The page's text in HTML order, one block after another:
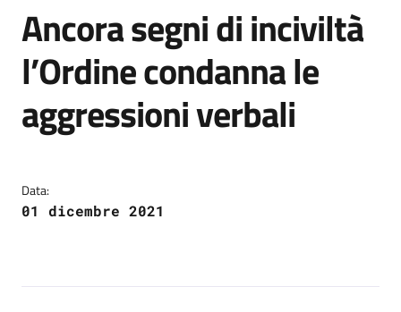
Ancora segni di inciviltà
l’Ordine condanna le
aggressioni verbali
Data:
01 dicembre 2021